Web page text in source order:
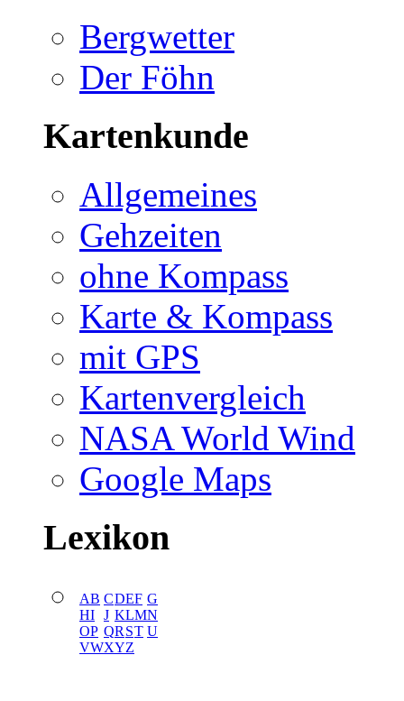
Bergwetter
Der Föhn
Kartenkunde
Allgemeines
Gehzeiten
ohne Kompass
Karte & Kompass
mit GPS
Kartenvergleich
NASA World Wind
Google Maps
Lexikon
AB CDEF G
HI J KLMN
OP QR ST U
VWXYZ